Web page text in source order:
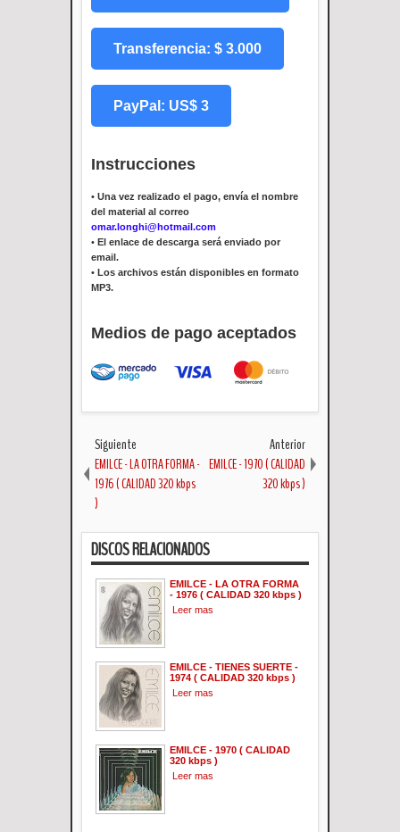
Transferencia: $ 3.000
PayPal: US$ 3
Instrucciones
• Una vez realizado el pago, envía el nombre
del material al correo
omar.longhi@hotmail.com
• El enlace de descarga será enviado por
email.
• Los archivos están disponibles en formato
MP3.
Medios de pago aceptados
Siguiente
EMILCE - LA OTRA FORMA -
1976 ( CALIDAD 320 kbps
)
Anterior
EMILCE - 1970 ( CALIDAD
320 kbps )
DISCOS RELACIONADOS
EMILCE - LA OTRA FORMA
- 1976 ( CALIDAD 320 kbps )
Leer mas
EMILCE - TIENES SUERTE -
1974 ( CALIDAD 320 kbps )
Leer mas
EMILCE - 1970 ( CALIDAD
320 kbps )
Leer mas